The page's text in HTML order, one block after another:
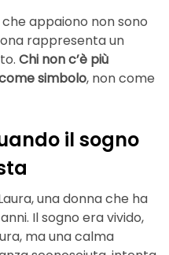
appaiono non sono
rappresenta un
Chi non c’è più
simbolo, non come
il sogno
una donna che ha
Il sogno era vivido,
ma una calma